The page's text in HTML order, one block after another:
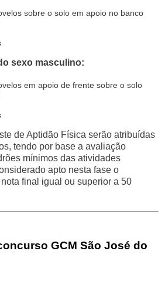
sobre o solo em apoio no banco
sexo masculino:
em apoio de frente sobre o solo
de Aptidão Física serão atribuídas
tendo por base a avaliação
mínimos das atividades
apto nesta fase o
final igual ou superior a 50
GCM São José do